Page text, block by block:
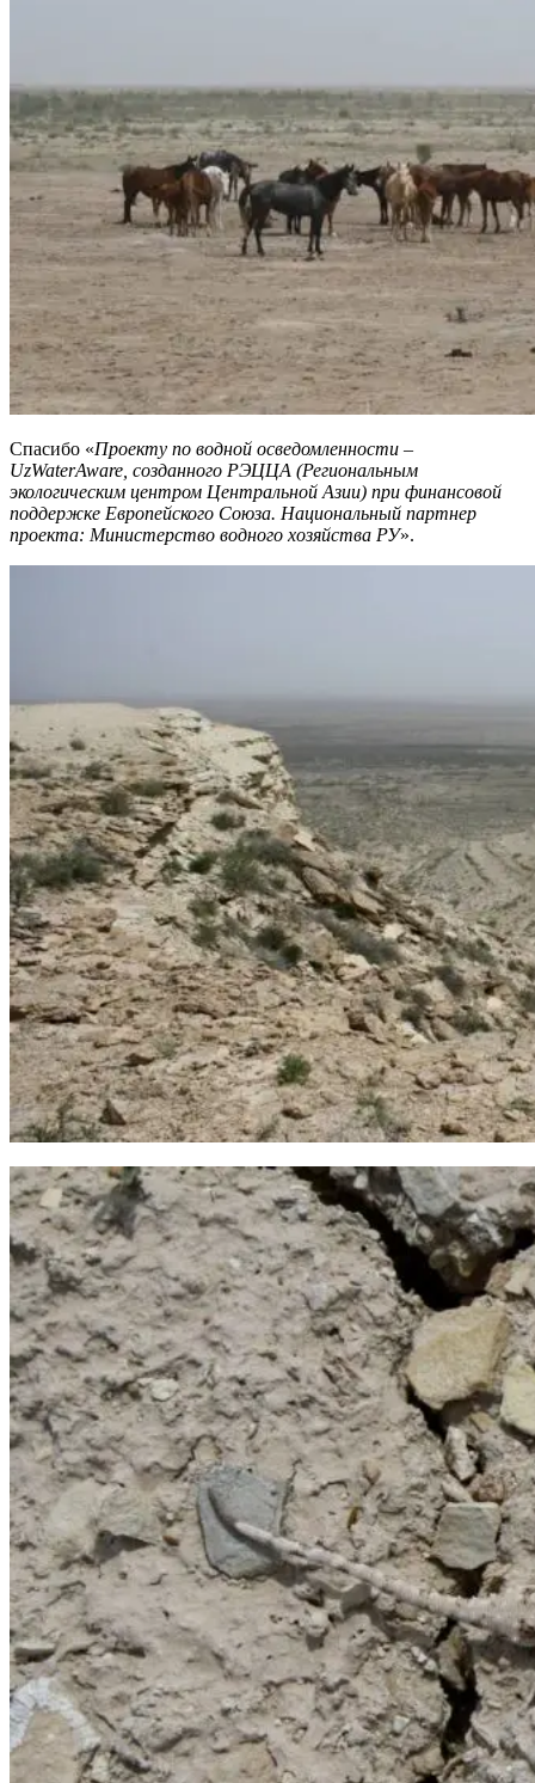
Спасибо «Проекту по водной осведомленности –
UzWaterAware, созданного РЭЦЦА (Региональным
экологическим центром Центральной Азии) при финансовой
поддержке Европейского Союза. Национальный партнер
проекта: Министерство водного хозяйства РУ».